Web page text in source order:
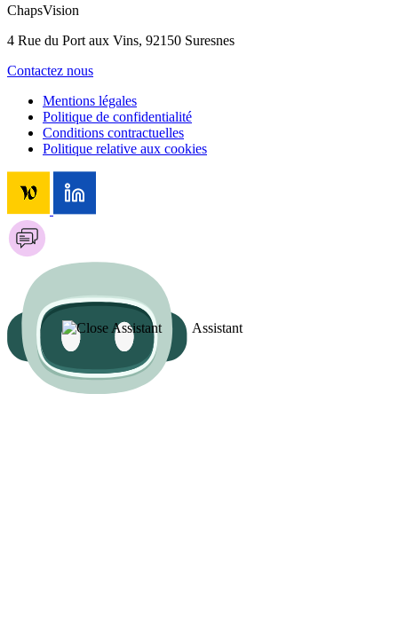
ChapsVision
4 Rue du Port aux Vins, 92150 Suresnes
Contactez nous
Mentions légales
Politique de confidentialité
Conditions contractuelles
Politique relative aux cookies
Assistant